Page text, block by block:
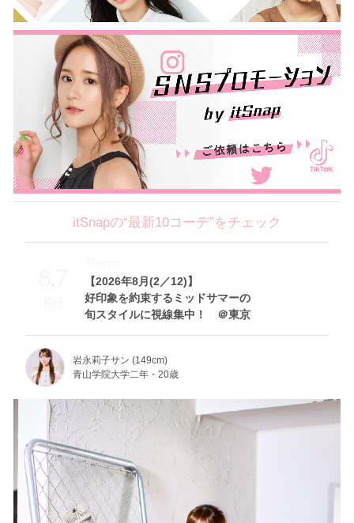
itSnapの“最新10コーデ”をチェック
8.7
Fri
【2026年8月(2／12)】
好印象を約束するミッドサマーの
旬スタイルに視線集中！ ＠東京
Theme
岩永莉子サン (149cm)
青山学院大学二年・20歳